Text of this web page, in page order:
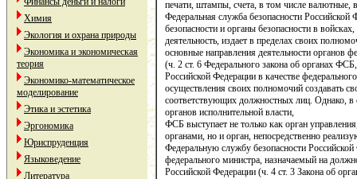
Химия
Экология и охрана природы
Экономика и экономическая
теория
Экономико-математическое
моделирование
Этика и эстетика
Эргономика
Юриспруденция
Языковедение
Литература
печати, штампы, счета, в том числе
Федеральная служба безопасности Российской
безопасности и органы безопасности в
деятельность, издает в пределах своих
основные направления деятельности органов
(ч. 2 ст. 6 Федерального закона об органах
Российской Федерации в качестве
осуществления своих полномочий создавать
соответствующих должностных лиц. Однако, в
органов исполнительной власти,
ФСБ выступает не только как орган
органами, но и орган, непосредственно
Федеральную службу безопасности
федерального министра, назначаемый на
Российской Федерации (ч. 4 ст. 3 Закона об